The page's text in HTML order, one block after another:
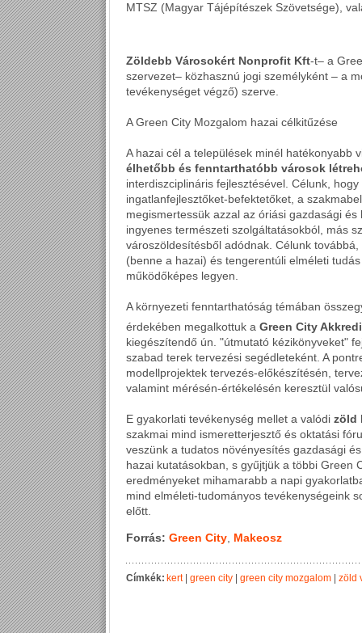
MTSZ (Magyar Tájépítészek Szövetsége),
Zöldebb Városokért Nonprofit Kft-t– a
szervezet– közhasznú jogi személyként – a
tevékenységet végző) szerve.
A Green City Mozgalom hazai célkitűzése
A hazai cél a települések minél hatékonyabb
élhetőbb és fenntarthatóbb városok
interdiszciplináris fejlesztésével. Célunk,
ingatlanfejlesztőket-befektetőket, a
megismertessük azzal az óriási gazdasági
ingyenes természeti szolgáltatásokból, más
városzöldesítésből adódnak. Célunk
(benne a hazai) és tengerentúli elméleti
működőképes legyen.
A környezeti fenntarthatóság témában
érdekében megalkottuk a Green City
kiegészítendő ún. "útmutató kézikönyveket"
szabad terek tervezési segédleteként. A
modellprojektek tervezés-előkészítésén,
valamint mérésén-értékelésén keresztül
E gyakorlati tevékenység mellet a valódi zöld
szakmai mind ismeretterjesztő és oktatási
veszünk a tudatos növényesítés gazdasági
hazai kutatásokban, s gyűjtjük a többi Green
eredményeket mihamarabb a napi
mind elméleti-tudományos tevékenységeink
előtt.
Forrás: Green City Makeosz
Címkék:kert| green city | green city mozgalom | zöld